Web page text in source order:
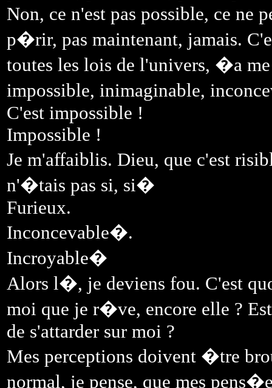
Non, ce n'est pas possible, ce ne
p�rir, pas maintenant, jamais.
toutes les lois de l'univers, �a
impossible, inimaginable,
C'est impossible !
Impossible !
Je m'affaiblis. Dieu, que c'est
n'�tais pas si, si�
Furieux.
Inconcevable�.
Incroyable�
Alors l�, je deviens fou. C'est
moi que je r�ve, encore elle ?
de s'attarder sur moi ?
Mes perceptions doivent �tre
normal, je pense, que mes